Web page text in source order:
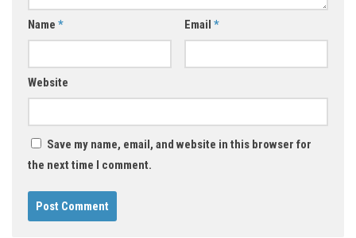
Name * Email *
Website
Save my name, email, and website in this browser for
the next time I comment.